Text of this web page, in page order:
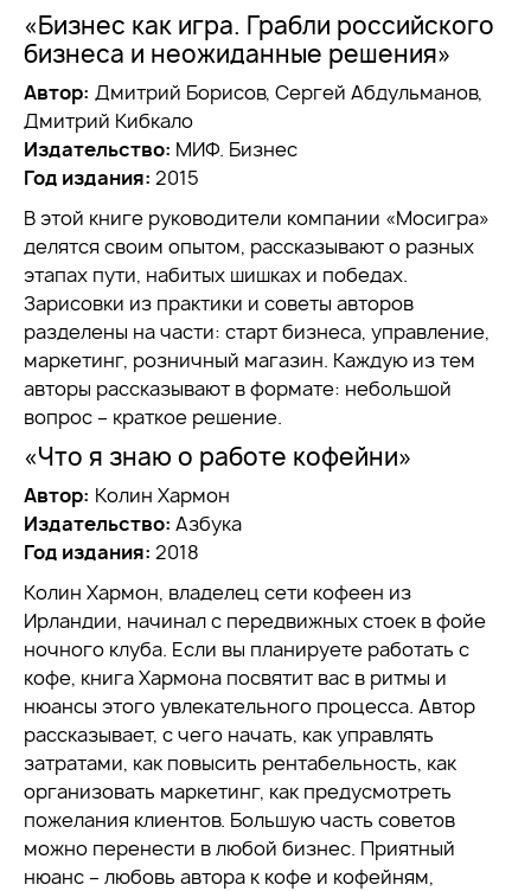
«Бизнес как игра. Грабли российского
бизнеса и неожиданные решения»
Автор: Дмитрий Борисов, Сергей Абдульманов,
Дмитрий Кибкало
Издательство: МИФ. Бизнес
Год издания: 2015
В этой книге руководители компании «Мосигра»
делятся своим опытом, рассказывают о разных
этапах пути, набитых шишках и победах.
Зарисовки из практики и советы авторов
разделены на части: старт бизнеса, управление,
маркетинг, розничный магазин. Каждую из тем
авторы рассказывают в формате: небольшой
вопрос – краткое решение.
«Что я знаю о работе кофейни»
Автор: Колин Хармон
Издательство: Азбука
Год издания: 2018
Колин Хармон, владелец сети кофеен из
Ирландии, начинал с передвижных стоек в фойе
ночного клуба. Если вы планируете работать с
кофе, книга Хармона посвятит вас в ритмы и
нюансы этого увлекательного процесса. Автор
рассказывает, с чего начать, как управлять
затратами, как повысить рентабельность, как
организовать маркетинг, как предусмотреть
пожелания клиентов. Большую часть советов
можно перенести в любой бизнес. Приятный
нюанс – любовь автора к кофе и кофейням,